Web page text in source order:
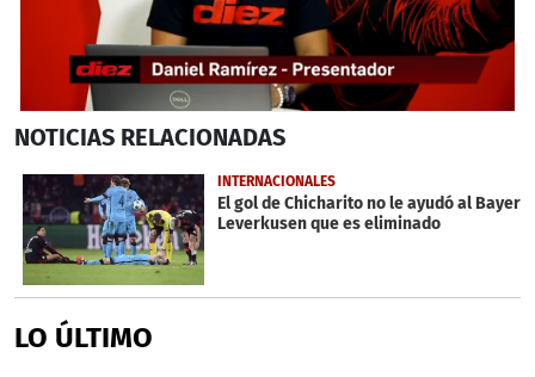
seconds
2
minutes,
31
seconds
NOTICIAS RELACIONADAS
INTERNACIONALES
El gol de Chicharito no le ayudó al Bayer
Leverkusen que es eliminado
LO ÚLTIMO